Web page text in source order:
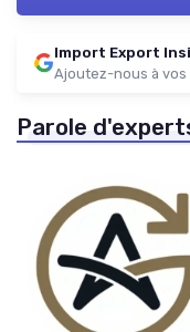
Import Export
Ajoutez-nous à
Parole